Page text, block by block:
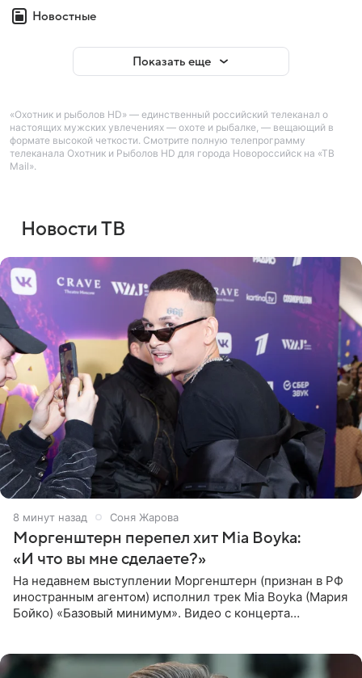
Новостные
Показать еще
«Охотник и рыболов HD» — единственный российский телеканал о
настоящих мужских увлечениях — охоте и рыбалке, — вещающий в
формате высокой четкости. Смотрите полную телепрограмму
телеканала Охотник и Рыболов HD для города Новороссийск на «ТВ
Mail».
Новости ТВ
8 минут назад Соня Жарова
Моргенштерн перепел хит Mia Boyka:
«И что вы мне сделаете?»
На недавнем выступлении Моргенштерн (признан в РФ
иностранным агентом) исполнил трек Mia Boyka (Мария
Бойко) «Базовый минимум». Видео с концерта